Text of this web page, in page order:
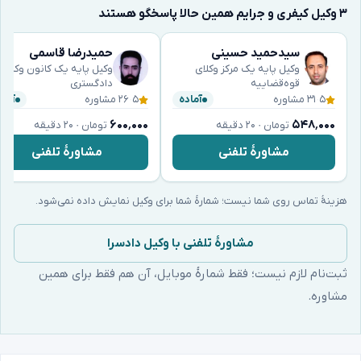
۳ وکیل کیفری و جرایم همین حالا پاسخگو هستند
سیدحمید حسینی
وکیل پایه یک مرکز وکلای
قوه‌قضاییه
۵ ۳۱ مشاوره آماده
۵۴۸٬۰۰۰ تومان · ۲۰ دقیقه
مشاورهٔ تلفنی
حمیدرضا قاسمی
وکیل پایه یک کانون وکلای
دادگستری
۵ ۲۶ مشاوره
۶۰۰٬۰۰۰ تومان · ۲۰ دقیقه
مشاورهٔ تلفنی
هزینهٔ تماس روی شما نیست؛ شمارهٔ شما برای وکیل نمایش داده نمی‌شود.
مشاورهٔ تلفنی با وکیل دادسرا
ثبت‌نام لازم نیست؛ فقط شمارهٔ موبایل، آن هم فقط برای همین
مشاوره.